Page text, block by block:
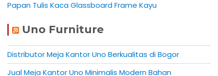
Papan Tulis Kaca Glassboard Frame Kayu
Uno Furniture
Distributor Meja Kantor Uno Berkualitas di Bogor
Jual Meja Kantor Uno Minimalis Modern Bahan